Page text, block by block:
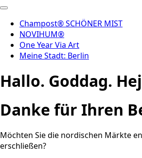
Champost® SCHÖNER MIST
NOVIHUM®
One Year Via Art
Meine Stadt: Berlin
Hallo. Goddag.
Danke für Ihren
Möchten Sie die nordischen Märkte
erschließen?